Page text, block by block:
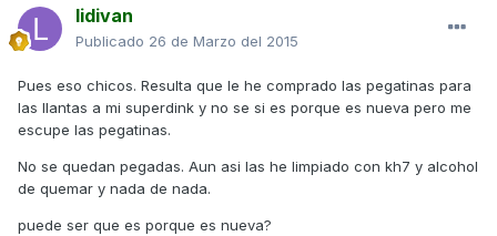
lidivan
Publicado 26 de Marzo del 2015
Pues eso chicos. Resulta que le he comprado las pegatinas para
las llantas a mi superdink y no se si es porque es nueva pero me
escupe las pegatinas.
No se quedan pegadas. Aun asi las he limpiado con kh7 y alcohol
de quemar y nada de nada.
puede ser que es porque es nueva?